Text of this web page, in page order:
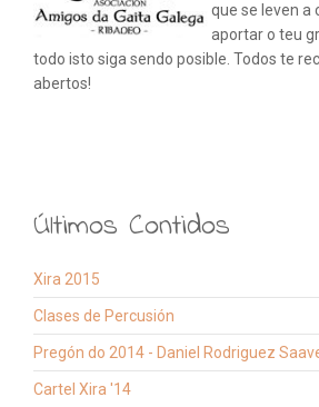
que se leven a
aportar o teu
todo isto siga sendo posible. Todos te
abertos!
Últimos Contidos
Xira 2015
Clases de Percusión
Pregón do 2014 - Daniel Rodriguez
Cartel Xira '14